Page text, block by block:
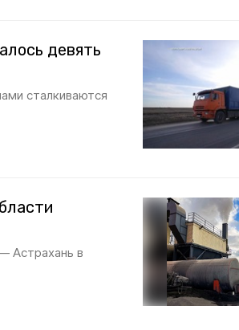
девять
сталкиваются
Астрахань в